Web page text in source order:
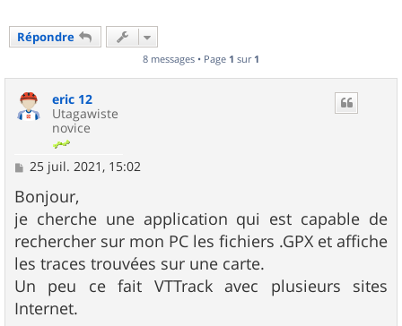
Répondre
8 messages • Page 1 sur 1
eric 12
Utagawiste
novice
M
s
s
a
g
e
25 juil. 2021, 15:02
Bonjour,
je cherche une application qui est capable de
rechercher sur mon PC les fichiers .GPX et affiche
les traces trouvées sur une carte.
Un peu ce fait VTTrack avec plusieurs sites
Internet.